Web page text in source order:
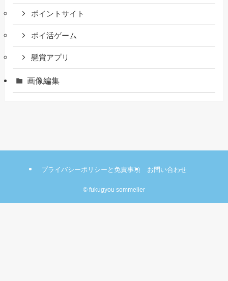
ポイントサイト
ポイ活ゲーム
懸賞アプリ
画像編集
プライバシーポリシーと免責事項 お問い合わせ
© fukugyou sommelier